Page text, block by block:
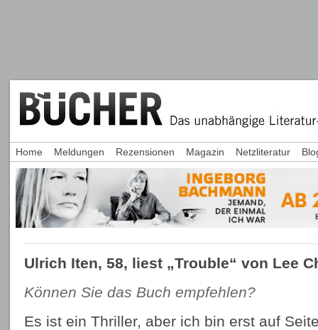
Ulrich Iten, 58, liest „Trouble“ von Lee
Können Sie das Buch empfehlen?
Es ist ein Thriller, aber ich bin erst auf
Home Meldungen Rezensionen Magazin Netzliteratur